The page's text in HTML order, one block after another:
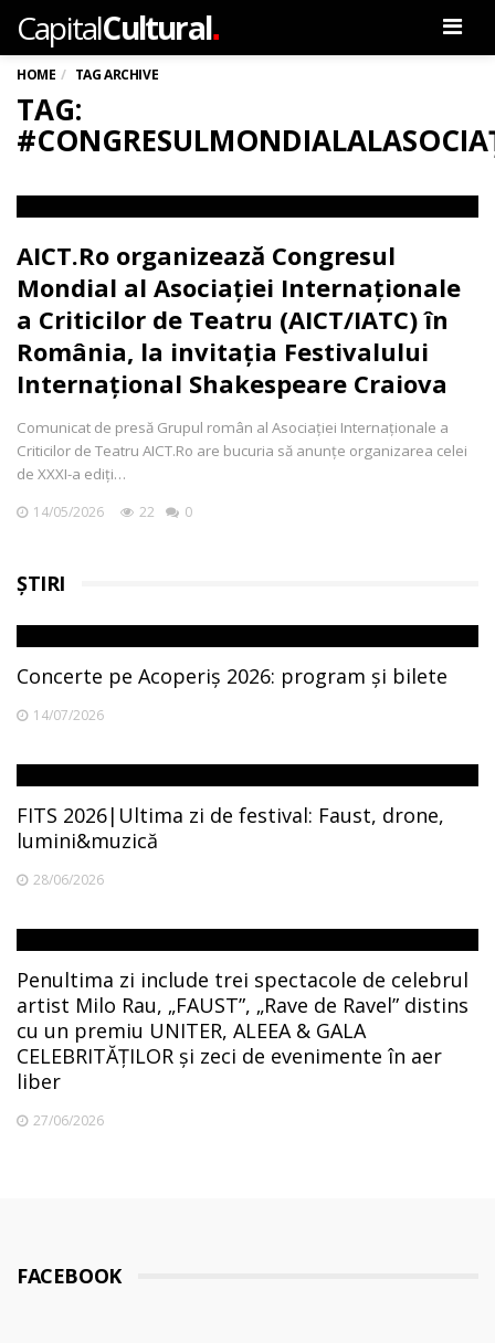
CapitalCultural.
HOME TAG ARCHIVE
TAG:
AICT.Ro organizează Congresul
Mondial al Asociației Internaționale
a Criticilor de Teatru (AICT/IATC) în
România, la invitația Festivalului
Internațional Shakespeare Craiova
Comunicat de presă Grupul român al Asociației Internaționale a
Criticilor de Teatru AICT.Ro are bucuria să anunțe organizarea celei
de XXXI-a ediți…
14/05/2026 22 0
ȘTIRI
Concerte pe Acoperiș 2026: program și bilete
14/07/2026
FITS 2026|Ultima zi de festival: Faust, drone,
lumini&muzică
28/06/2026
Penultima zi include trei spectacole de celebrul
artist Milo Rau, „FAUST”, „Rave de Ravel” distins
cu un premiu UNITER, ALEEA & GALA
CELEBRITĂȚILOR și zeci de evenimente în aer
liber
27/06/2026
FACEBOOK